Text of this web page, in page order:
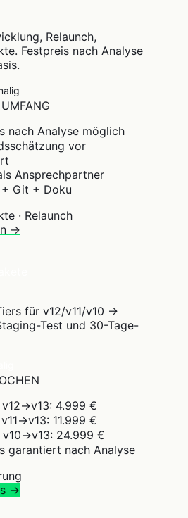
Relaunch,
Festpreis nach Analyse
nach Analyse möglich
vor
Ansprechpartner
Git + Doku
· Relaunch
→
für v12/v11/v10 →
Test und 30-Tage-
v12→v13: 4.999 €
11.999 €
v10→v13: 24.999 €
garantiert nach Analyse
→